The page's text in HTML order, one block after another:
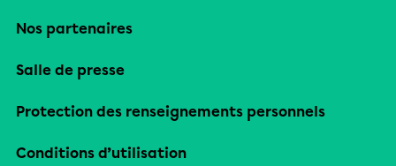
Nos partenaires
Salle de presse
Protection des renseignements personnels
Conditions d’utilisation